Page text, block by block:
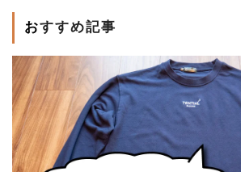
おすすめ記事